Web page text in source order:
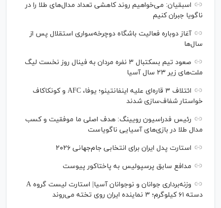
اسبقیان: می‌خواهیم روند کاهشی تعداد مدال‌های طلا را در
ناگویا جبران کنیم
آغاز دوباره فعالیت باشگاه دوچرخه‌سواری استقلال پس از
سال‌ها
صعود تیم بسکتبال ۳ نفره مردان به فینال روز نخست لیگ
ملت‌های زیر ۲۳ سال آسیا
ائتلاف ۳ قاره‌ای علیه اینفانتینو؛ یوفا، AFC و کونکاکاف
خواستار شفاف‌سازی شدند
رئیس فدراسیون رویینگ: هدف اصلی ما موفقیت و کسب
مدال طلا در بازی‌های آسیایی ناگویاست
استارت پدل ایران برای انتخابی جام‌جهانی ۲۰۲۶
مدافع سابق پرسپولیس به پاختاکور پیوست
وزنه‌برداری جوانان و نوجوانان آسیا| استارت لیست گروه A
دسته ۶۱ کیلوگرم؛ ۳ نماینده ایران روی تخته می‌روند